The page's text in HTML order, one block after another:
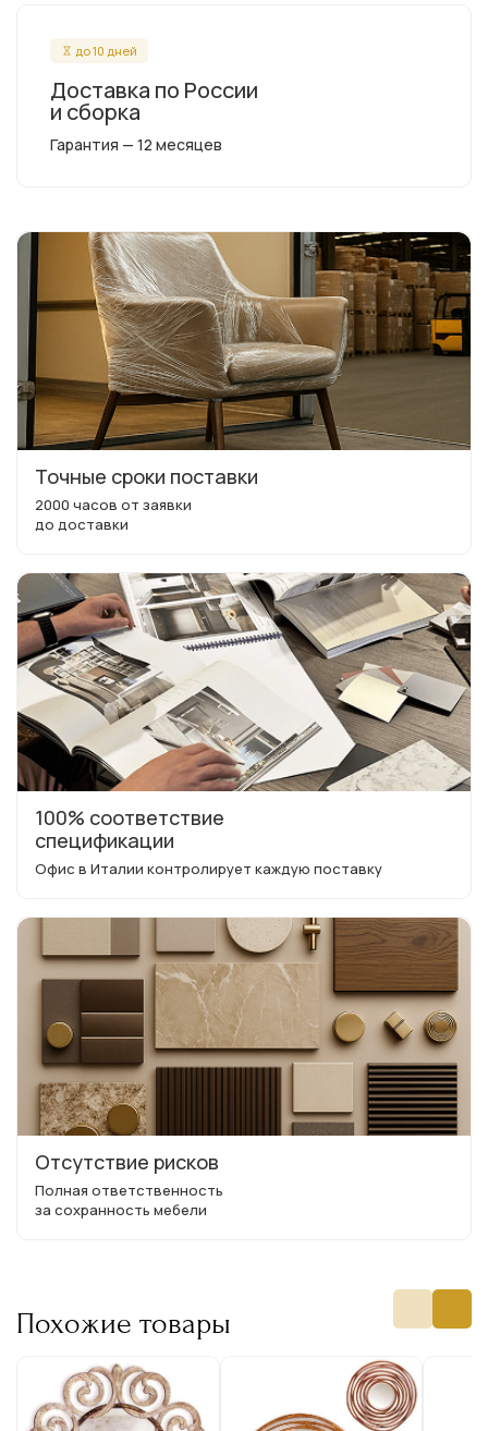
до 10 дней
Доставка по России
и сборка
Гарантия — 12 месяцев
Точные сроки поставки
2000 часов от заявки
до доставки
100% соответствие
спецификации
Офис в Италии контролирует каждую поставку
Отсутствие рисков
Полная ответственность
за сохранность мебели
Похожие товары